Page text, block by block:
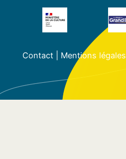
Contact| Mentions légales